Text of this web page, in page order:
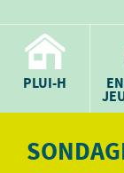
PLUI-H